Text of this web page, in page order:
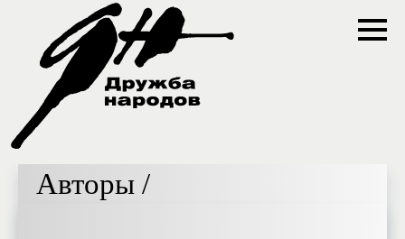
Авторы /